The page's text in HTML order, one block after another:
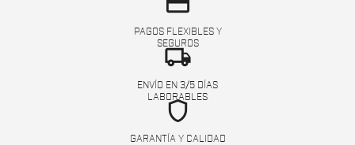
PAGOS FLEXIBLES Y
SEGUROS
local_shipping
ENVÍO EN 3/5 DÍAS
LABORABLES
shield
GARANTÍA Y CALIDAD